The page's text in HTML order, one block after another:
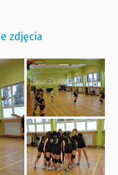
zdjęcia